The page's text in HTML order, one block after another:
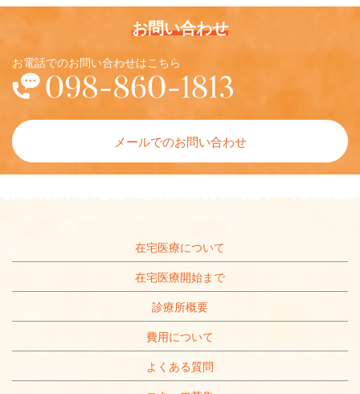
お問い合わせ
お電話でのお問い合わせはこちら
メールでのお問い合わせ
在宅医療について
在宅医療開始まで
診療所概要
費用について
よくある質問